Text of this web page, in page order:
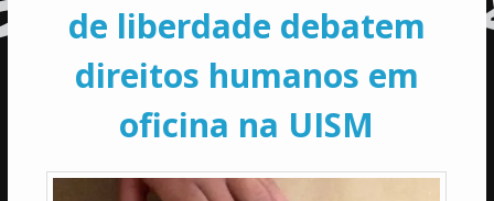
de liberdade debatem
direitos humanos em
oficina na UISM